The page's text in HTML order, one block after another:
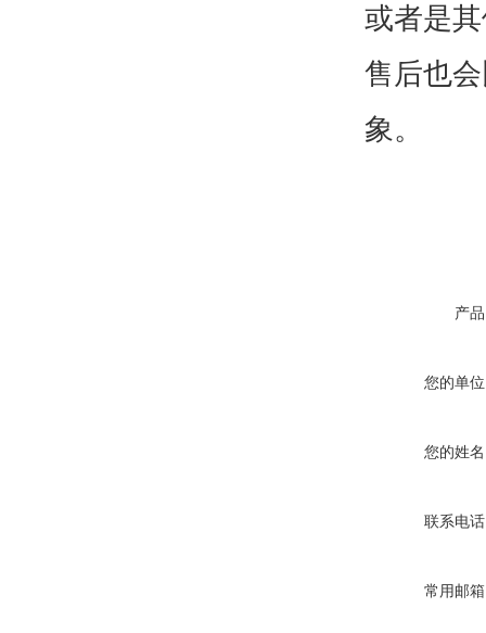
或者是
售后也
象。
产
您的单
您的姓
联系电
常用邮